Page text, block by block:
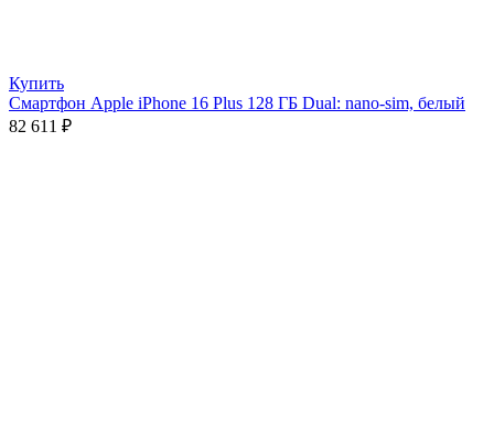
Купить
Смартфон Apple iPhone 16 Plus 128 ГБ Dual: nano-sim, белый
82 611 ₽